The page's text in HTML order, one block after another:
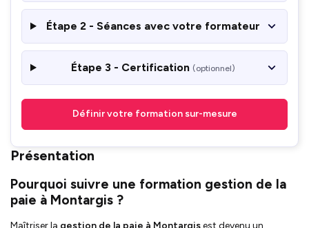
Étape 2 - Séances avec votre formateur
Étape 3 - Certification (optionnel)
Définir votre formation sur-mesure
Présentation
Pourquoi suivre une formation gestion de la
paie à Montargis ?
Maîtriser la gestion de la paie à Montargisest devenu un